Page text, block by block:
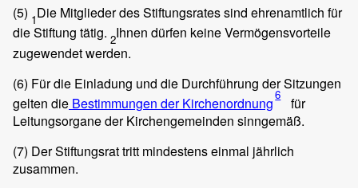
(5) 1Die Mitglieder des Stiftungsrates sind ehrenamtlich für
die Stiftung tätig. 2Ihnen dürfen keine Vermögensvorteile
zugewendet werden.
(6) Für die Einladung und die Durchführung der Sitzungen
gelten die Bestimmungen der Kirchenordnung6
für
Leitungsorgane der Kirchengemeinden sinngemäß.
(7) Der Stiftungsrat tritt mindestens einmal jährlich
zusammen.